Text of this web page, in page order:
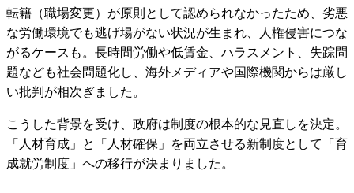
転籍（職場変更）が原則として認められなかったため、劣悪
な労働環境でも逃げ場がない状況が生まれ、人権侵害につな
がるケースも。長時間労働や低賃金、ハラスメント、失踪問
題なども社会問題化し、海外メディアや国際機関からは厳し
い批判が相次ぎました。
こうした背景を受け、政府は制度の根本的な見直しを決定。
「人材育成」と「人材確保」を両立させる新制度として「育
成就労制度」への移行が決まりました。